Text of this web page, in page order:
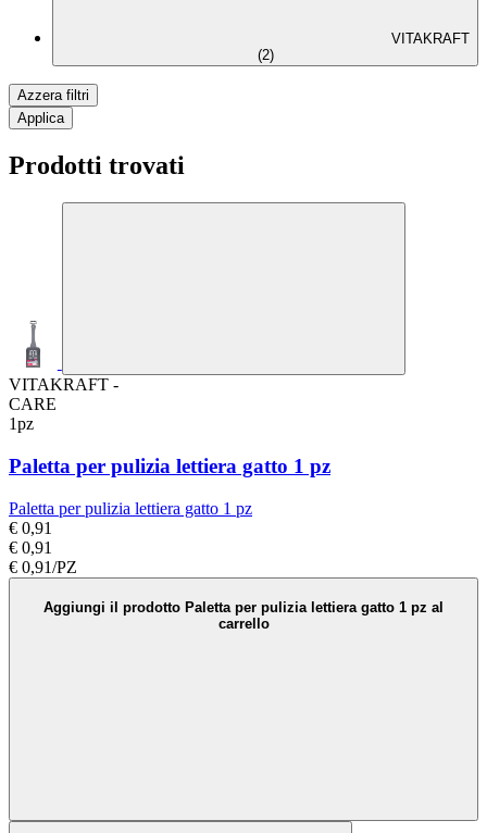
VITAKRAFT
(2)
Azzera filtri
Applica
Prodotti trovati
VITAKRAFT -
CARE
1pz
Paletta per pulizia lettiera gatto 1 pz
Paletta per pulizia lettiera gatto 1 pz
€ 0,91
€ 0,91
€ 0,91/PZ
Aggiungi il prodotto Paletta per pulizia lettiera gatto 1 pz al
carrello